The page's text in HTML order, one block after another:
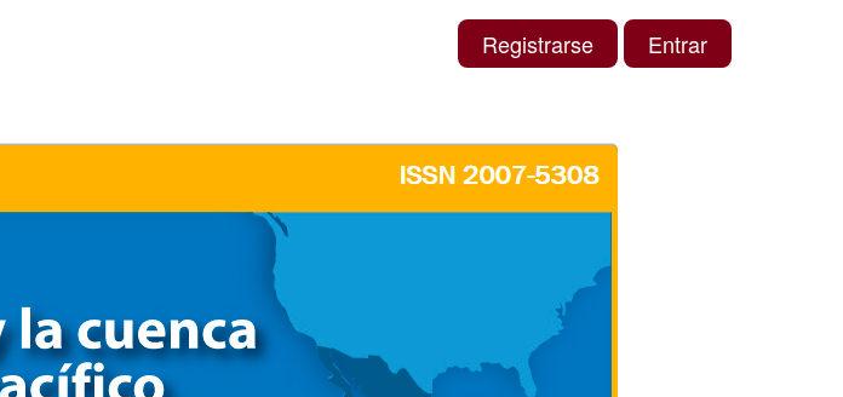
Registrarse Entrar